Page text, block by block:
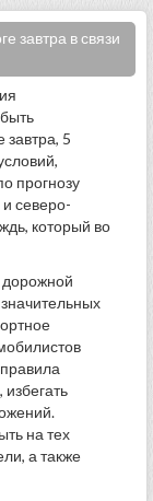
завтра в связи
5
прогнозу
северо-
который во
дорожной
на тех
а также